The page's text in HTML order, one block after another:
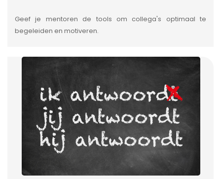
Geef je mentoren de tools om collega's optimaal te
begeleiden en motiveren.